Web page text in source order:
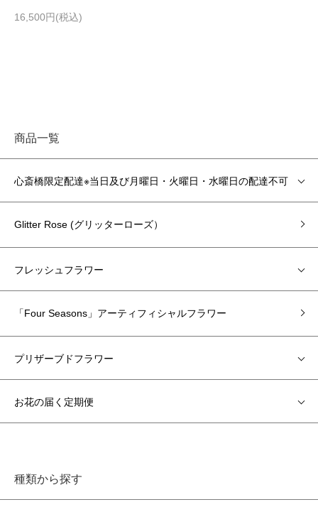
16,500円(税込)
商品一覧
心斎橋限定配達※当日及び月曜日・火曜日・水曜日の配達不可
Glitter Rose (グリッターローズ）
フレッシュフラワー
「Four Seasons」アーティフィシャルフラワー
プリザーブドフラワー
お花の届く定期便
種類から探す